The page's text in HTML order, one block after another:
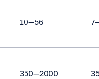
10—56
350—2000